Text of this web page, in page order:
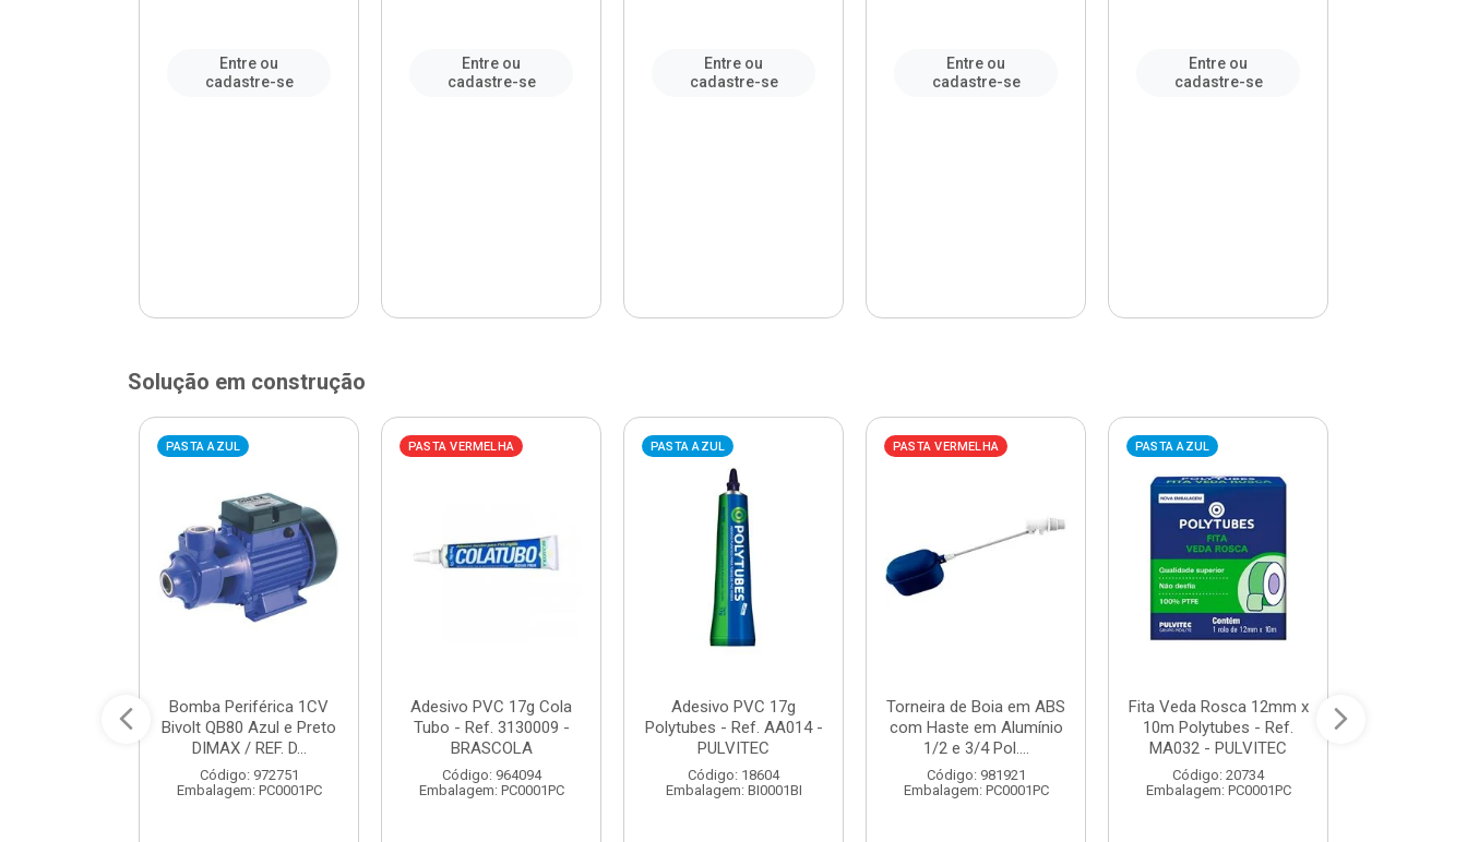
Entre ou
cadastre-se
Entre ou
cadastre-se
Entre ou
cadastre-se
Entre ou
cadastre-se
Entre ou
cadastre-se
Solução em construção
PASTA AZUL
Bomba Periférica 1CV
Bivolt QB80 Azul e Preto
DIMAX / REF. D...
Código: 972751
Embalagem: PC0001PC
PASTA VERMELHA
Adesivo PVC 17g Cola
Tubo - Ref. 3130009 -
BRASCOLA
Código: 964094
Embalagem: PC0001PC
PASTA AZUL
Adesivo PVC 17g
Polytubes - Ref. AA014 -
PULVITEC
Código: 18604
Embalagem: BI0001BI
PASTA VERMELHA
Torneira de Boia em ABS
com Haste em Alumínio
1/2 e 3/4 Pol....
Código: 981921
Embalagem: PC0001PC
PASTA AZUL
Fita Veda Rosca 12mm x
10m Polytubes - Ref.
MA032 - PULVITEC
Código: 20734
Embalagem: PC0001PC